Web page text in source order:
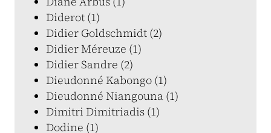
Diderot (1)
Didier Goldschmidt (2)
Didier Méreuze (1)
Didier Sandre (2)
Dieudonné Kabongo (1)
Dieudonné Niangouna (1)
Dimitri Dimitriadis (1)
Dodine (1)